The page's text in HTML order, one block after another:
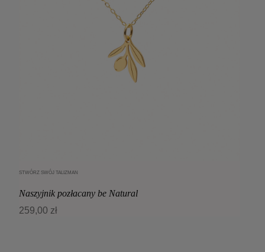
STWÓRZ SWÓJ TALIZMAN
Naszyjnik pozłacany be Natural
259,00 zł